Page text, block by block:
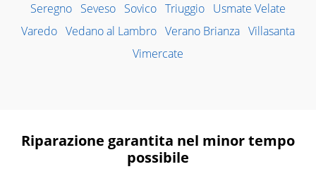
Seregno Seveso Sovico Triuggio Usmate Velate
Varedo Vedano al Lambro Verano Brianza Villasanta
Vimercate
Riparazione garantita nel minor tempo
possibile